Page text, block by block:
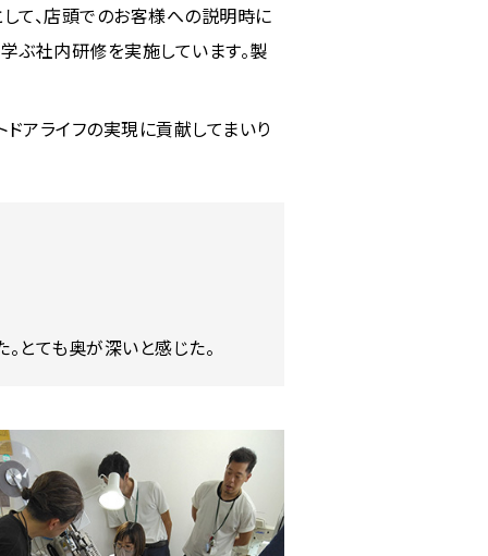
て、店頭でのお客様への説明時に
ぶ社内研修を実施しています。製
アライフの実現に貢献してまいり
とても奥が深いと感じた。